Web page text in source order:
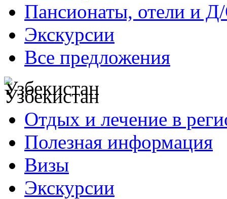
Пансионаты, отели и
Экскурсии
Все предложения
Узбекистан
Отдых и лечение в
Полезная информация
Визы
Экскурсии